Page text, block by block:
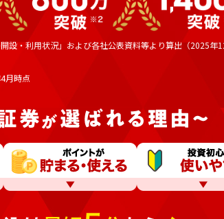
設・利用状況」および各社公表資料等より算出（2025年
時点